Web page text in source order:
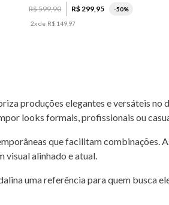
R$599,90 R$ 299 95 -50%
2x de R$ 149 97
produções elegantes e versáteis no
looks formais, profissionais ou
que facilitam combinações.
visual alinhado e atual.
uma referência para quem busca